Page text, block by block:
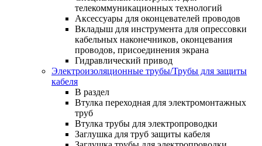
телекоммуникационных технологий
Аксессуары для оконцевателей проводов
Вкладыш для инструмента для опрессовки
кабельных наконечников, оконцевания
проводов, присоединения экрана
Гидравлический привод
Электроизоляционные трубы/Трубы для защиты
кабеля
В раздел
Втулка переходная для электромонтажных
труб
Втулка трубы для электропроводки
Заглушка для труб защиты кабеля